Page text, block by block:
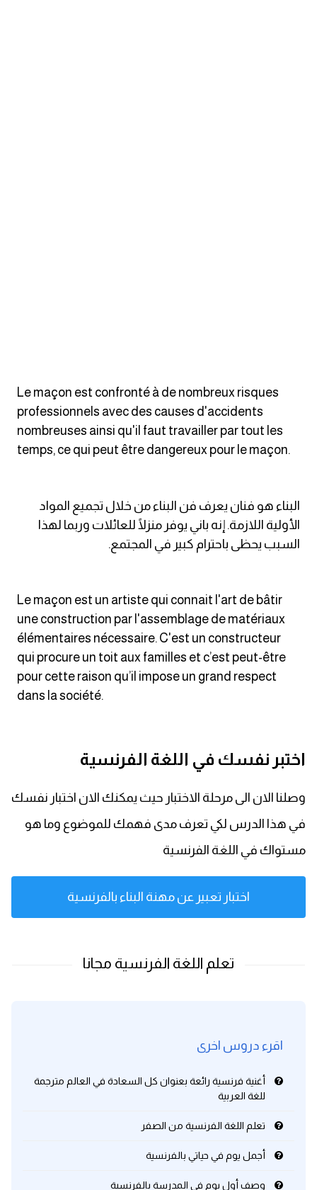
كلمات بحرف q
كلمات بحرف t
كلمات بحرف u
كلمات بحرف v
Le maçon est confronté à de nombreux risques
professionnels avec des causes d'accidents
nombreuses ainsi qu'il faut travailler par tout les
temps, ce qui peut être dangereux pour le maçon.
البناء هو فنان يعرف فن البناء من خلال تجميع المواد
الأولية اللازمة. إنه باني يوفر منزلًا للعائلات وربما لهذا
السبب يحظى باحترام كبير في المجتمع.
Le maçon est un artiste qui connait l'art de bâtir
une construction par l'assemblage de matériaux
élémentaires nécessaire. C'est un constructeur
qui procure un toit aux familles et c’est peut-être
pour cette raison qu’il impose un grand respect
dans la société.
اختبر نفسك في اللغة الفرنسية
وصلنا الان الى مرحلة الاختبار حيث يمكنك الان اختبار نفسك
في هذا الدرس لكي تعرف مدى فهمك للموضوع وما هو
مستواك في اللغة الفرنسية
اختبار تعبير عن مهنة البناء بالفرنسية
اقرء دروس اخرى
أغنية فرنسية رائعة بعنوان كل السعادة في العالم مترجمة
للغة العربية
تعلم اللغة الفرنسية من الصفر
أجمل يوم في حياتي بالفرنسية
وصف أول يوم في المدرسة بالفرنسية